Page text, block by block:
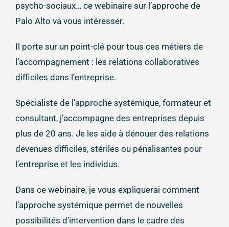
psycho-sociaux… ce webinaire sur l’approche de
Palo Alto va vous intéresser.
Il porte sur un point-clé pour tous ces métiers de
l’accompagnement : les relations collaboratives
difficiles dans l’entreprise.
Spécialiste de l’approche systémique, formateur et
consultant, j’accompagne des entreprises depuis
plus de 20 ans. Je les aide à dénouer des relations
devenues difficiles, stériles ou pénalisantes pour
l’entreprise et les individus.
Dans ce webinaire, je vous expliquerai comment
l’approche systémique permet de nouvelles
possibilités d’intervention dans le cadre des